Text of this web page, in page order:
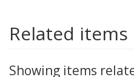
Related items
Showing items